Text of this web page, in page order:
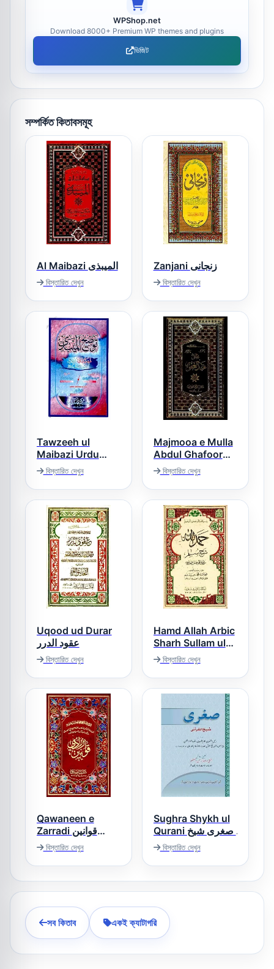
WPShop.net
Download 8000+ Premium WP themes and plugins
ভিজিট
সম্পর্কিত কিতাবসমূহ
Al Maibazi المیبذی
বিস্তারিত দেখুন
Zanjani زنجانی
বিস্তারিত দেখুন
Tawzeeh ul
Maibazi Urdu
Sharh Maibazi
توضیح المیبذی اردو
شرح المیبذی
বিস্তারিত দেখুন
Majmooa e Mulla
Abdul Ghafoor
مجموعہ عبدالغفور
বিস্তারিত দেখুন
Uqood ud Durar
عقود الدرر
বিস্তারিত দেখুন
Hamd Allah Arbic
Sharh Sullam ul
Uloom(Tasdiqaat)
حمداللّٰہ عربی شرح
سلم العلوم تصدیقات
বিস্তারিত দেখুন
Qawaneen e
Zarradi قوانین
زرادی
বিস্তারিত দেখুন
Sughra Shykh ul
Qurani صغری شیخ
القرآنی
বিস্তারিত দেখুন
সব কিতাব একই ক্যাটাগরি